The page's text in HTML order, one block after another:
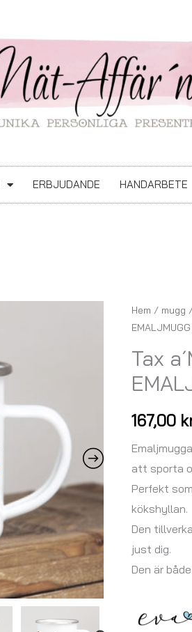
ERBJUDANDE HANDARBETE
Hem / mugg
EMALJMUGG
Tax
167,00
att sporta
Perfekt
kökshyllan.
Den
just dig.
Den är
Tax
a
åker
EMALJMUGG